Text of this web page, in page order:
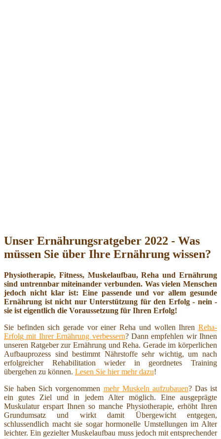
Unser Ernährungsratgeber 2022 - Was
müssen Sie über Ihre Ernährung wissen?
Physiotherapie, Fitness, Muskelaufbau, Reha und Ernährung
sind untrennbar miteinander verbunden. Was vielen Menschen
jedoch nicht klar ist: Eine passende und vor allem gesunde
Ernährung ist nicht nur Unterstützung für den Erfolg - nein -
sie ist eigentlich die Voraussetzung für Ihren Erfolg!
Sie befinden sich gerade vor einer Reha und wollen Ihren Reha-
Erfolg mit Ihrer Ernährung verbessern? Dann empfehlen wir Ihnen
unseren Ratgeber zur Ernährung und Reha. Gerade im körperlichen
Aufbauprozess sind bestimmt Nährstoffe sehr wichtig, um nach
erfolgreicher Rehabilitation wieder in geordnetes Training
übergehen zu können. Lesen Sie hier mehr dazu!
Sie haben Sich vorgenommen mehr Muskeln aufzubauen? Das ist
ein gutes Ziel und in jedem Alter möglich. Eine ausgeprägte
Muskulatur erspart Ihnen so manche Physiotherapie, erhöht Ihren
Grundumsatz und wirkt damit Übergewicht entgegen,
schlussendlich macht sie sogar hormonelle Umstellungen im Alter
leichter. Ein gezielter Muskelaufbau muss jedoch mit entsprechender